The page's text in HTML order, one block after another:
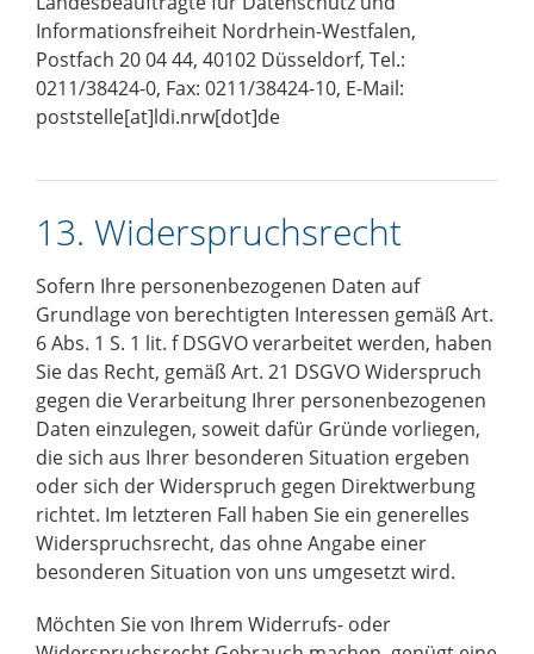
Informationsfreiheit Nordrhein-Westfalen,
Postfach 20 04 44, 40102 Düsseldorf, Tel.:
0211/38424-0, Fax: 0211/38424-10, E-Mail:
poststelle[at]ldi.nrw[dot]de
13. Widerspruchsrecht
Sofern Ihre personenbezogenen Daten auf
Grundlage von berechtigten Interessen gemäß Art.
6 Abs. 1 S. 1 lit. f DSGVO verarbeitet werden, haben
Sie das Recht, gemäß Art. 21 DSGVO Widerspruch
gegen die Verarbeitung Ihrer personenbezogenen
Daten einzulegen, soweit dafür Gründe vorliegen,
die sich aus Ihrer besonderen Situation ergeben
oder sich der Widerspruch gegen Direktwerbung
richtet. Im letzteren Fall haben Sie ein generelles
Widerspruchsrecht, das ohne Angabe einer
besonderen Situation von uns umgesetzt wird.
Möchten Sie von Ihrem Widerrufs- oder